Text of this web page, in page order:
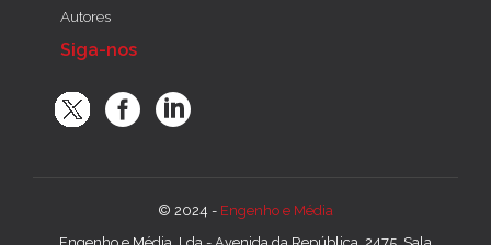
Autores
Siga-nos
© 2024 - Engenho e Média